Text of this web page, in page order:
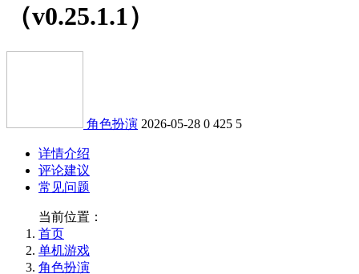
（v0.25.1.1）
角色扮演 2026-05-28 0 425 5
详情介绍
评论建议
常见问题
当前位置：
首页
单机游戏
角色扮演